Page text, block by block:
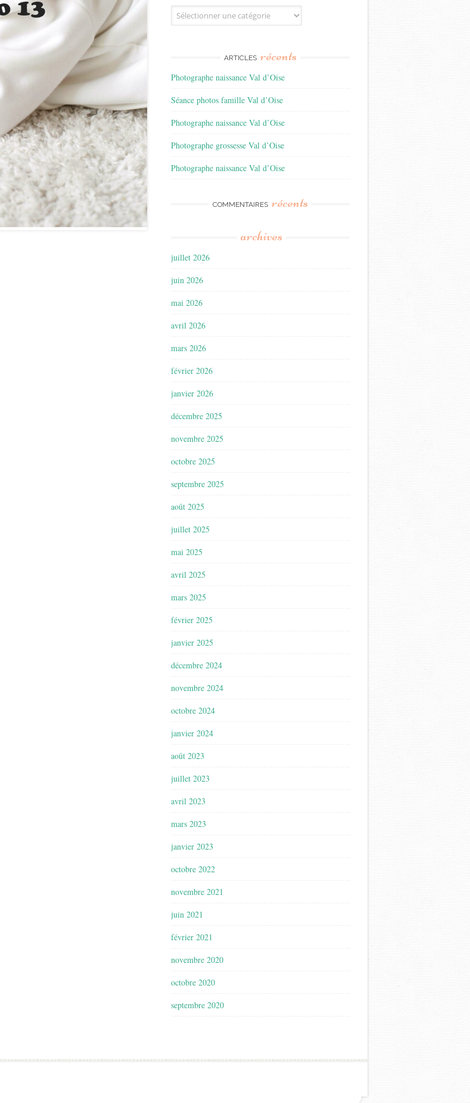
Catégories
ARTICLES récents
Photographe naissance Val d’Oise
Séance photos famille Val d’Oise
Photographe naissance Val d’Oise
Photographe grossesse Val d’Oise
Photographe naissance Val d’Oise
COMMENTAIRES récents
archives
juillet 2026
juin 2026
mai 2026
avril 2026
mars 2026
février 2026
janvier 2026
décembre 2025
novembre 2025
octobre 2025
septembre 2025
août 2025
juillet 2025
mai 2025
avril 2025
mars 2025
février 2025
janvier 2025
décembre 2024
novembre 2024
octobre 2024
janvier 2024
août 2023
juillet 2023
avril 2023
mars 2023
janvier 2023
octobre 2022
novembre 2021
juin 2021
février 2021
novembre 2020
octobre 2020
septembre 2020